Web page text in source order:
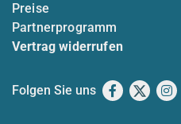
Preise
Partnerprogramm
Vertrag widerrufen
Folgen Sie uns Facebook
X